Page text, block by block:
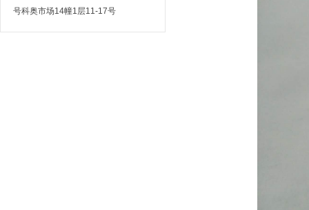
号科奥市场14幢1层11-17号